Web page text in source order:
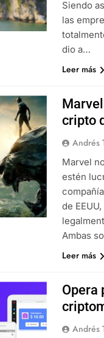
Siendo
las
dio a…
Leer más
cripto
Andrés
Marvel
estén
de
Ambas
Leer más
Opera
Andrés